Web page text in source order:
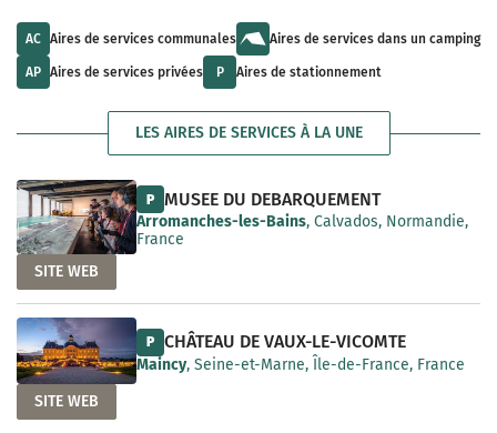
i
l
b
l
t
s
v
a
a
e
l
t
a
v
l
l
e
AC Aires de services communales Aires de services dans un camping
AP Aires de services privées P Aires de stationnement
LES AIRES DE SERVICES À LA UNE
P MUSEE DU DEBARQUEMENT
Arromanches-les-Bains, Calvados, Normandie,
France
SITE WEB
P CHÂTEAU DE VAUX-LE-VICOMTE
Maincy, Seine-et-Marne, Île-de-France, France
SITE WEB